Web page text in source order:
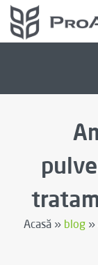
Acasă » blog»